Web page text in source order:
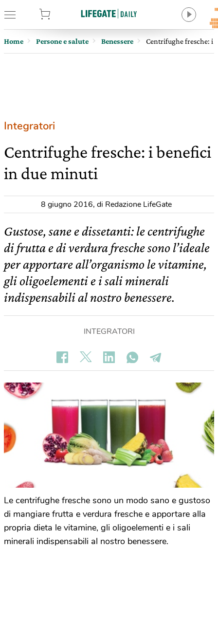
Home Persone e salute Benessere Centrifughe fresche: i
Integratori
Centrifughe fresche: i benefici
in due minuti
8 giugno 2016, di Redazione LifeGate
Gustose, sane e dissetanti: le centrifughe
di frutta e di verdura fresche sono l’ideale
per apportare all’organismo le vitamine,
gli oligoelementi e i sali minerali
indispensabili al nostro benessere.
INTEGRATORI
Le centrifughe fresche sono un modo sano e gustoso
di mangiare frutta e verdura fresche e apportare alla
propria dieta le vitamine, gli oligoelementi e i sali
minerali indispensabili al nostro benessere.